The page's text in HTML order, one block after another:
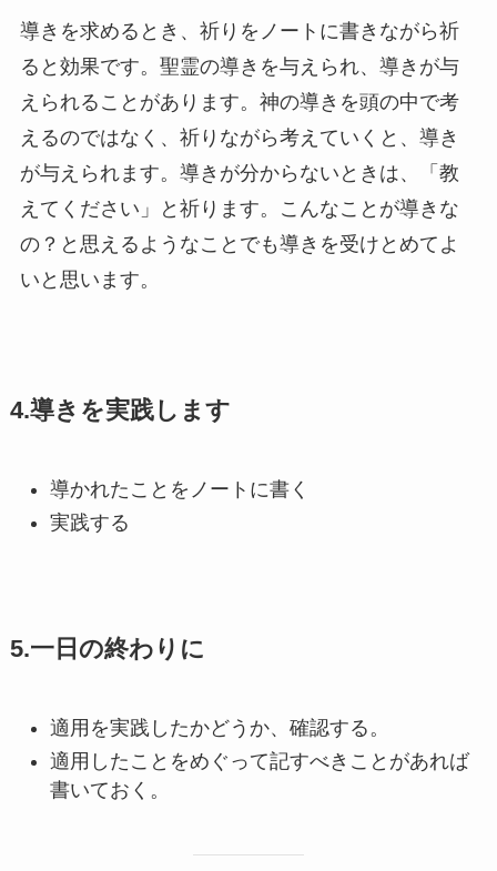
導きを求めるとき、祈りをノートに書きながら祈
ると効果です。聖霊の導きを与えられ、導きが与
えられることがあります。神の導きを頭の中で考
えるのではなく、祈りながら考えていくと、導き
が与えられます。導きが分からないときは、「教
えてください」と祈ります。こんなことが導きな
の？と思えるようなことでも導きを受けとめてよ
いと思います。
4.導きを実践します
導かれたことをノートに書く
実践する
5.一日の終わりに
適用を実践したかどうか、確認する。
適用したことをめぐって記すべきことがあれば
書いておく。